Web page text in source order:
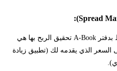
الطريقة الأخرى التي يمكن لوسيط بدفتر A-Book تحقيق الربح بها هي
الذي يقدمه لك (تطبيق زيادة